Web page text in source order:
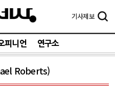
기사제보
피니언 연구소
Roberts)